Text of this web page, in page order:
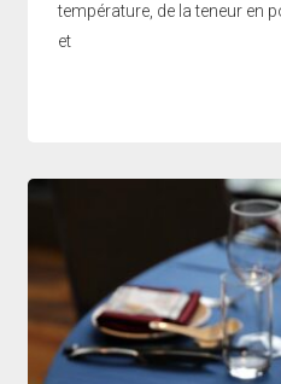
température, de la teneur en
et